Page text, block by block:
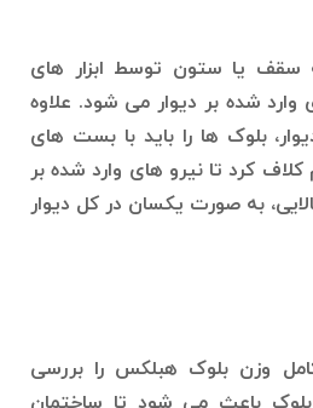
سقف یا ستون توسط ابزار های
وارد شده بر دیوار می شود. علاوه
بلوک ها را باید با بست های
کرد تا نیرو های وارد شده بر
به صورت یکسان در کل دیوار
وزن بلوک هبلکس را بررسی